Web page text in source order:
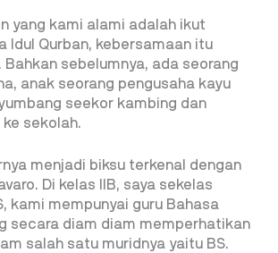
yang kami alami adalah ikut
Idul Qurban, kebersamaan itu
sebelumnya, ada seorang
anak seorang pengusaha kayu
seekor kambing dan
sekolah.
menjadi biksu terkenal dengan
Di kelas IIB, saya sekelas
kami mempunyai guru Bahasa
secara diam diam memperhatikan
salah satu muridnya yaitu BS.